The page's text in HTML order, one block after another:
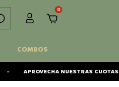
0
COMBOS
APROVECHA NUESTRAS CUOTAS